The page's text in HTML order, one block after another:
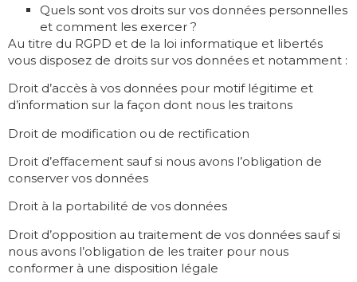
Quels sont vos droits sur vos données personnelles
et comment les exercer ?
Au titre du RGPD et de la loi informatique et libertés
vous disposez de droits sur vos données et notamment :
Droit d’accès à vos données pour motif légitime et
d’information sur la façon dont nous les traitons
Droit de modification ou de rectification
Droit d’effacement sauf si nous avons l’obligation de
conserver vos données
Droit à la portabilité de vos données
Droit d’opposition au traitement de vos données sauf si
nous avons l’obligation de les traiter pour nous
conformer à une disposition légale